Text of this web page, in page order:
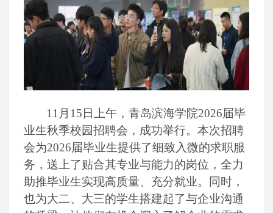
11月15日上午，青岛滨海学院2026届毕
业生秋季校园招聘会，成功举行。本次招聘
会为2026届毕业生提供了细致入微的求职服
务，送上了贴合其专业与能力的岗位，全力
助推毕业生实现高质量、充分就业。同时，
也为大二、大三的学生搭建起了与企业沟通